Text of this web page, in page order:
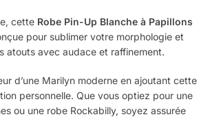
cette Robe Pin-Up Blanche à Papillons
pour sublimer votre morphologie et
atouts avec audace et raffinement.
d’une Marilyn moderne en ajoutant cette
personnelle. Que vous optiez pour une
ou une robe Rockabilly, soyez assurée